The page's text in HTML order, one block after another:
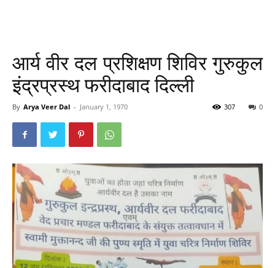
आर्य वीर दल प्रशिक्षण शिविर गुरुकुल
इंद्रप्रस्थ फरीदाबाद दिल्ली
By Arya Veer Dal - January 1, 1970 0
307